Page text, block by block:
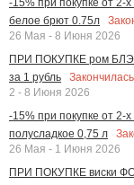
-15% при покупке от
белое брют 0.75л
26 Мая - 8 Июня 2026
ПРИ ПОКУПКЕ ром
за 1 рубль
Закончилась
2 - 8 Июня 2026
-15% при покупке от 2-
полусладкое 0,75 л
26 Мая - 1 Июня 2026
ПРИ ПОКУПКЕ виски